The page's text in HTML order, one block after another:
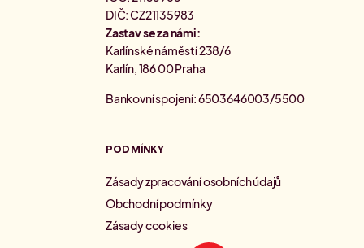
DIČ: CZ21135983
Zastav se za námi:
Karlínské náměstí 238/6
Karlín, 186 00 Praha
Bankovní spojení: 6503646003/5500
PODMÍNKY
Zásady zpracování osobních údajů
Obchodní podmínky
Zásady cookies